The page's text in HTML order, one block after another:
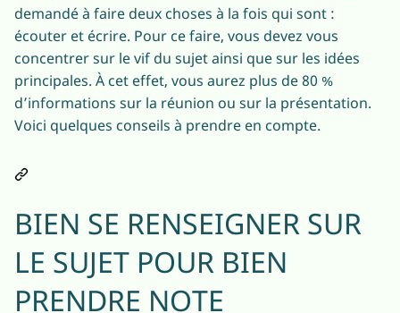
demandé à faire deux choses à la fois qui sont :
écouter et écrire. Pour ce faire, vous devez vous
concentrer sur le vif du sujet ainsi que sur les idées
principales. À cet effet, vous aurez plus de 80 %
d’informations sur la réunion ou sur la présentation.
Voici quelques conseils à prendre en compte.
BIEN SE RENSEIGNER SUR
LE SUJET POUR BIEN
PRENDRE NOTE